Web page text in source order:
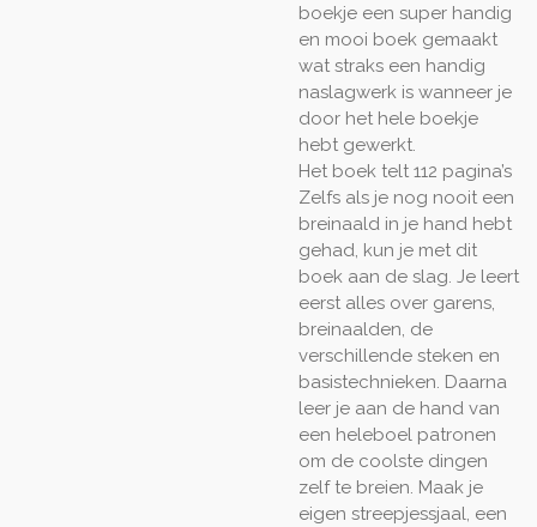
boekje een super handig
en mooi boek gemaakt
wat straks een handig
naslagwerk is wanneer je
door het hele boekje
hebt gewerkt.
Het boek telt 112 pagina’s
Zelfs als je nog nooit een
breinaald in je hand hebt
gehad, kun je met dit
boek aan de slag. Je leert
eerst alles over garens,
breinaalden, de
verschillende steken en
basistechnieken. Daarna
leer je aan de hand van
een heleboel patronen
om de coolste dingen
zelf te breien. Maak je
eigen streepjessjaal, een